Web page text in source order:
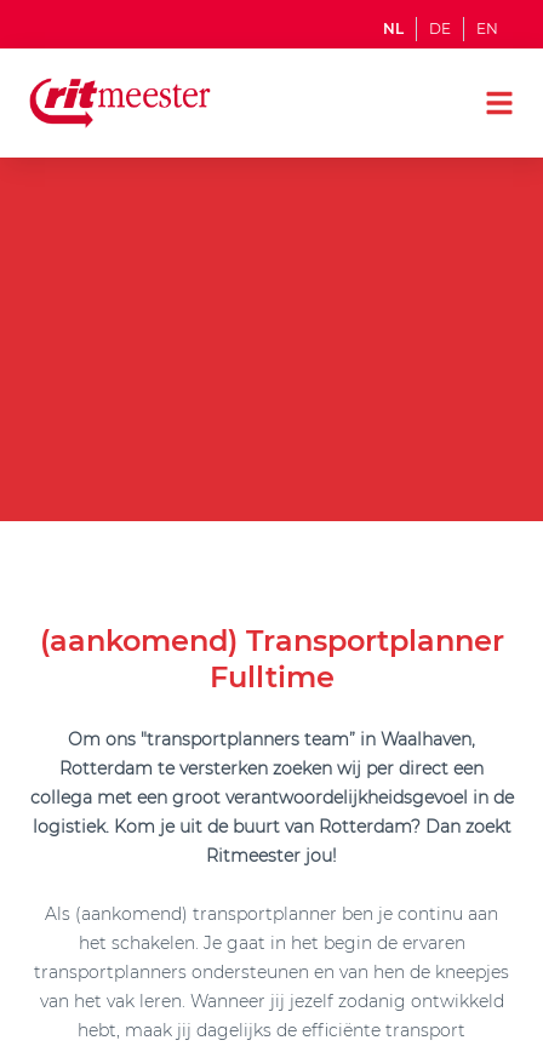
NL DE EN
(aankomend) Transportplanner
Fulltime
Om ons "transportplanners team” in Waalhaven,
Rotterdam te versterken zoeken wij per direct een
collega met een groot verantwoordelijkheidsgevoel in de
logistiek. Kom je uit de buurt van Rotterdam? Dan zoekt
Ritmeester jou!
Als (aankomend) transportplanner ben je continu aan
het schakelen. Je gaat in het begin de ervaren
transportplanners ondersteunen en van hen de kneepjes
van het vak leren. Wanneer jij jezelf zodanig ontwikkeld
hebt, maak jij dagelijks de efficiënte transport